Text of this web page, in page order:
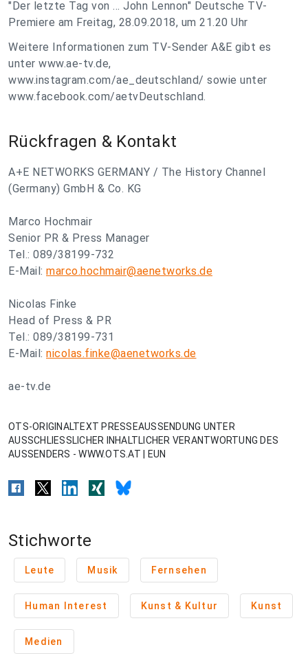
"Der letzte Tag von ... John Lennon" Deutsche TV-
Premiere am Freitag, 28.09.2018, um 21.20 Uhr
Weitere Informationen zum TV-Sender A&E gibt es
unter www.ae-tv.de,
www.instagram.com/ae_deutschland/ sowie unter
www.facebook.com/aetvDeutschland.
Rückfragen & Kontakt
A+E NETWORKS GERMANY / The History Channel
(Germany) GmbH & Co. KG
Marco Hochmair
Senior PR & Press Manager
Tel.: 089/38199-732
E-Mail: marco.hochmair@aenetworks.de
Nicolas Finke
Head of Press & PR
Tel.: 089/38199-731
E-Mail: nicolas.finke@aenetworks.de
ae-tv.de
OTS-ORIGINALTEXT PRESSEAUSSENDUNG UNTER
AUSSCHLIESSLICHER INHALTLICHER VERANTWORTUNG DES
AUSSENDERS - WWW.OTS.AT | EUN
Stichworte
Leute Musik Fernsehen
Human Interest Kunst & Kultur Kunst
Medien